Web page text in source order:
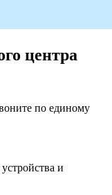
центра
по единому
и